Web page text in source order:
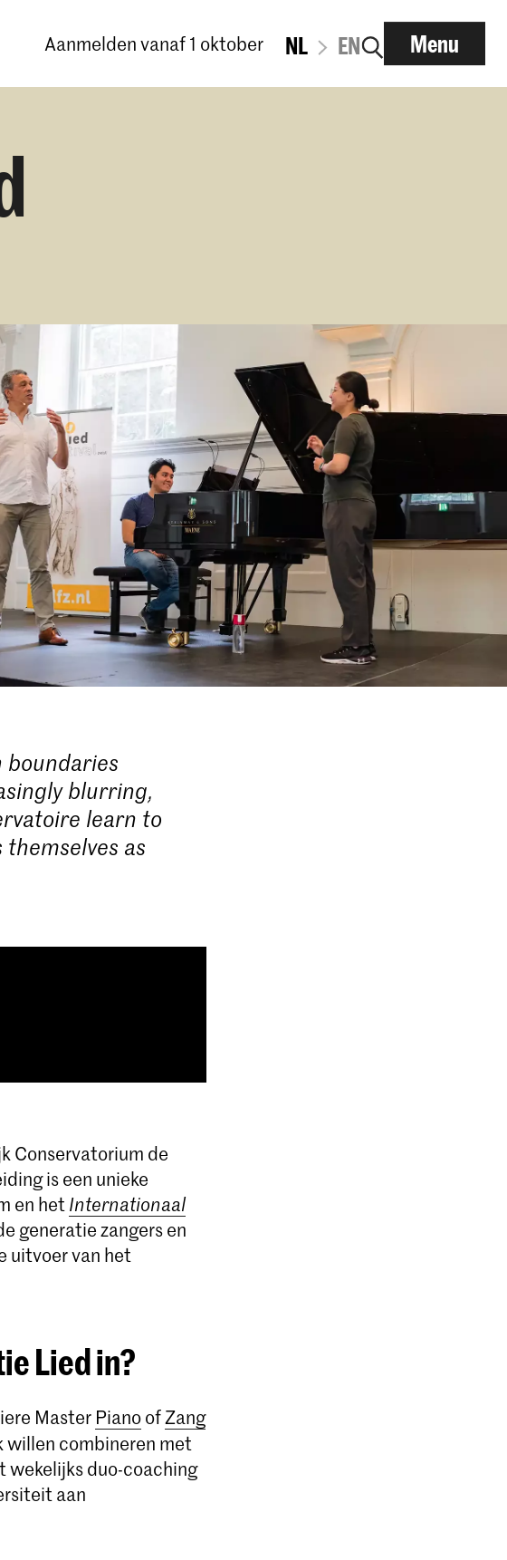
Aanmelden vanaf 1 oktober NL EN Menu
blurring,
learn to
as
Conservatorium de
is een unieke
en het Internationaal
generatie zangers en
uitvoer van het
Lied in?
Master PianoofZang
willen combineren met
wekelijks duo-coaching
aan